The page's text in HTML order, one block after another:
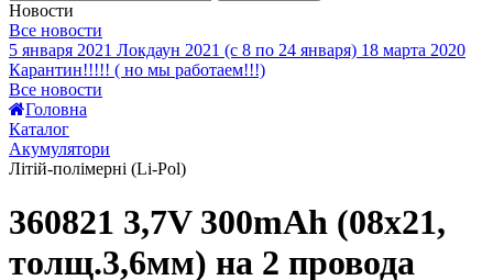
Новости
Все новости
5 января 2021 Локдаун 2021 (с 8 по 24 января) 18 марта 2020
Карантин!!!!! ( но мы работаем!!!)
Все новости
Головна
Каталог
Акумулятори
Літій-полімерні (Li-Pol)
360821 3,7V 300mAh (08x21,
толщ.3,6мм) на 2 провода